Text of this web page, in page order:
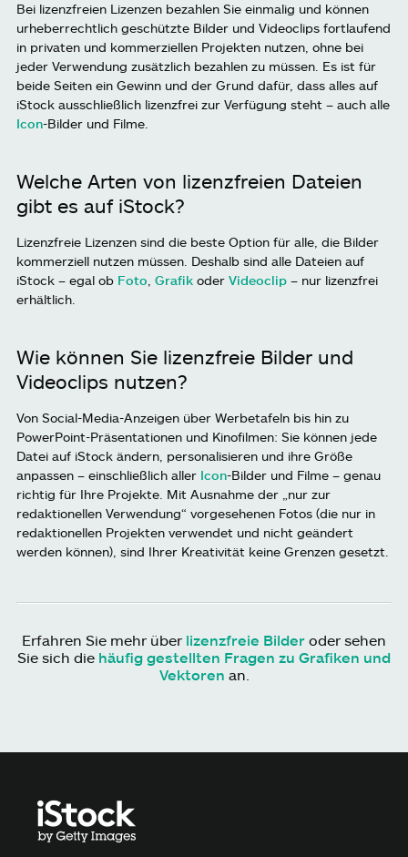
Bei lizenzfreien Lizenzen bezahlen Sie einmalig und können
urheberrechtlich geschützte Bilder und Videoclips fortlaufend
in privaten und kommerziellen Projekten nutzen, ohne bei
jeder Verwendung zusätzlich bezahlen zu müssen. Es ist für
beide Seiten ein Gewinn und der Grund dafür, dass alles auf
iStock ausschließlich lizenzfrei zur Verfügung steht – auch alle
Icon-Bilder und Filme.
Welche Arten von lizenzfreien Dateien
gibt es auf iStock?
Lizenzfreie Lizenzen sind die beste Option für alle, die Bilder
kommerziell nutzen müssen. Deshalb sind alle Dateien auf
iStock – egal ob Foto Grafik oder Videoclip – nur lizenzfrei
erhältlich.
Wie können Sie lizenzfreie Bilder und
Videoclips nutzen?
Von Social-Media-Anzeigen über Werbetafeln bis hin zu
PowerPoint-Präsentationen und Kinofilmen: Sie können jede
Datei auf iStock ändern, personalisieren und ihre Größe
anpassen – einschließlich aller Icon-Bilder und Filme – genau
richtig für Ihre Projekte. Mit Ausnahme der „nur zur
redaktionellen Verwendung“ vorgesehenen Fotos (die nur in
redaktionellen Projekten verwendet und nicht geändert
werden können), sind Ihrer Kreativität keine Grenzen gesetzt.
Erfahren Sie mehr über lizenzfreie Bilder oder sehen
Sie sich die häufig gestellten Fragen zu Grafiken und
Vektoren an.